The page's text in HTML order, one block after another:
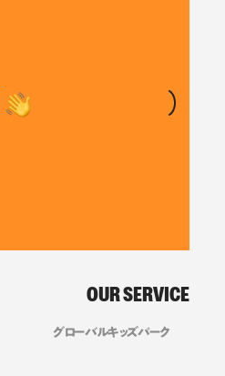
OUR SERVICE
グローバルキッズパーク